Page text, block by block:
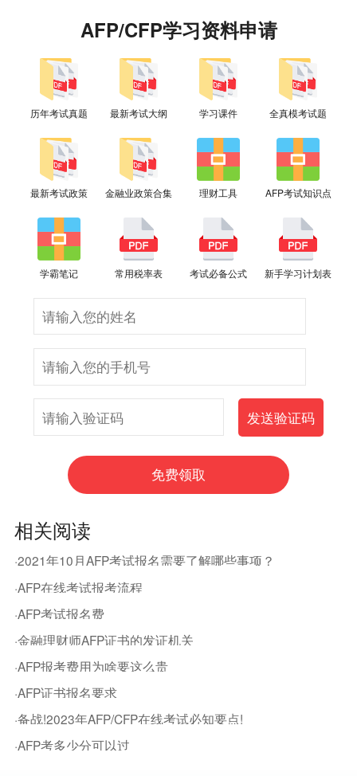
AFP/CFP学习资料申请
历年考试真题 最新考试大纲 学习课件 全真模考试题
最新考试政策 金融业政策合集 理财工具 AFP考试知识点
学霸笔记 常用税率表 考试必备公式 新手学习计划表
相关阅读
·2021年10月AFP考试报名需要了解哪些事项？
·AFP在线考试报考流程
·AFP考试报名费
·金融理财师AFP证书的发证机关
·AFP报考费用为啥要这么贵
·AFP证书报名要求
·备战!2023年AFP/CFP在线考试必知要点!
·AFP考多少分可以过